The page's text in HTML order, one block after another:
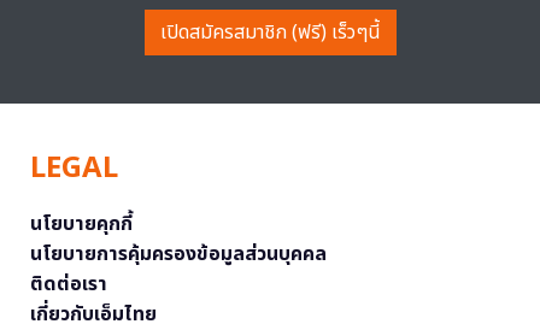
เปิดสมัครสมาชิก (ฟรี) เร็วๆนี้
LEGAL
นโยบายคุกกี้
นโยบายการคุ้มครองข้อมูลส่วนบุคคล
ติดต่อเรา
เกี่ยวกับเอ็มไทย